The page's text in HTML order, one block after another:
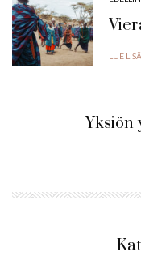
LUE
Yksiön